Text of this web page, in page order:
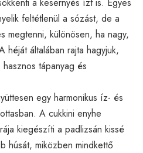
feltétlenül a sózást, de a
megtenni, különösen, ha nagy,
héját általában rajta hagyjuk,
tápanyag és
egy harmonikus íz- és
A cukkini enyhe
kiegészíti a padlizsán kissé
húsát, miközben mindkettő